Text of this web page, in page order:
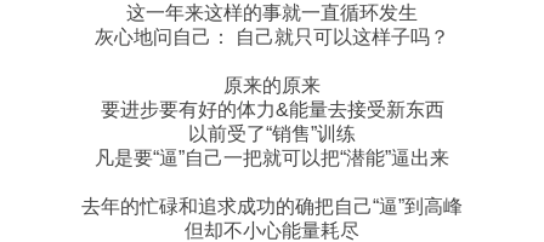
这一年来这样的事就一直循环发生
灰心地问自己： 自己就只可以这样子吗？
原来的原来
要进步要有好的体力&能量去接受新东西
以前受了“销售”训练
凡是要“逼”自己一把就可以把“潜能”逼出来
去年的忙碌和追求成功的确把自己“逼”到高峰
但却不小心能量耗尽